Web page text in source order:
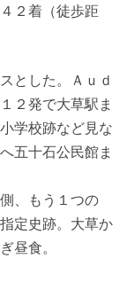
２着（徒歩距
とした。Ａｕｄ
２発で大草駅ま
学校跡など見な
五十石公民館ま
、もう１つの
定史跡。大草か
昼食。